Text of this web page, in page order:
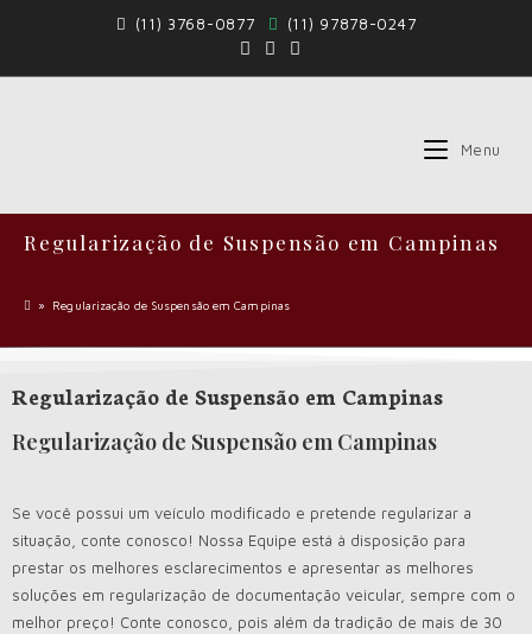
(11) 3768-0877 (11) 97878-0247
Menu
Regularização de Suspensão em Campinas
» Regularização de Suspensão em Campinas
Regularização de Suspensão em Campinas
Regularização de Suspensão em Campinas
Se você possui um veículo modificado e pretende regularizar a
situação, conte conosco! Nossa Equipe está à disposição para
prestar os melhores esclarecimentos e apresentar as melhores
soluções em regularização de documentação veicular, sempre com o
melhor preço! Conte conosco, pois além da tradição de mais de 30